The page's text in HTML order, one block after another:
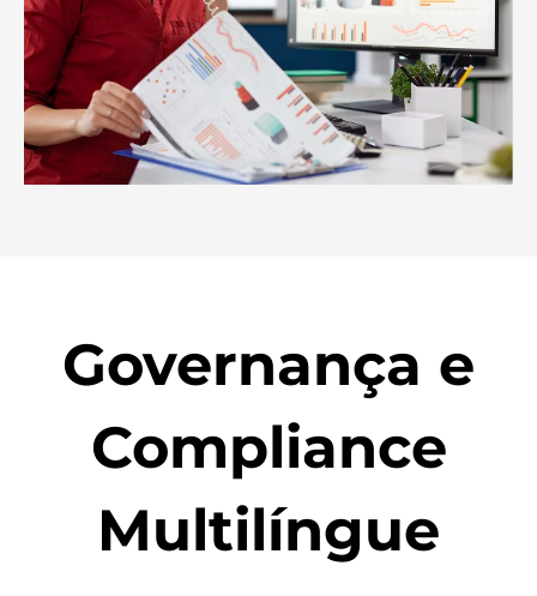
Governança e
Compliance
Multilíngue